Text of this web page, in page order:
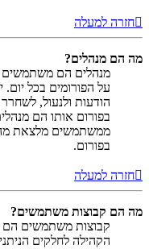
חזרה למעלה
מה הם מנהלים?
מנהלים הם
על הפורומים בכל
הודעות ולנעול,
בפורום אותו הם
ממשתמשים מלצאת
בפורום.
חזרה למעלה
מה הם קבוצות משתמשים?
קבוצות משתמשים
הקהילה לחלקים